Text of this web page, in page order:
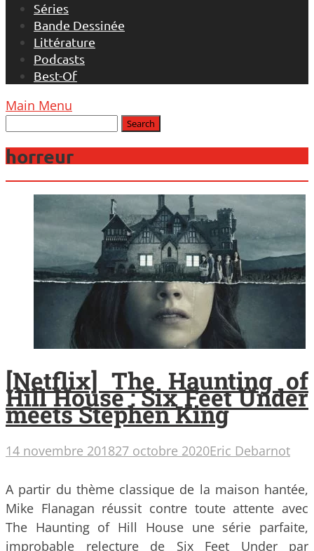
Séries
Bande Dessinée
Littérature
Podcasts
Best-Of
Main Menu
horreur
[Netflix] The Haunting of
Hill House : Six Feet Under
meets Stephen King
14 novembre 201827 octobre 2020Eric Debarnot
A partir du thème classique de la maison hantée,
Mike Flanagan réussit contre toute attente avec
The Haunting of Hill House une série parfaite,
improbable relecture de Six Feet Under par